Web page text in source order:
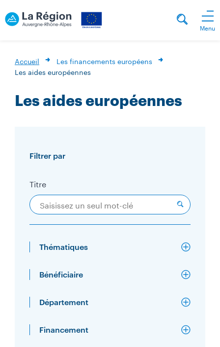
Menu
Accueil
Les financements européens
Les aides européennes
Les aides européennes
Filtrer par
Titre
Thématiques
Bénéficiaire
Département
Financement